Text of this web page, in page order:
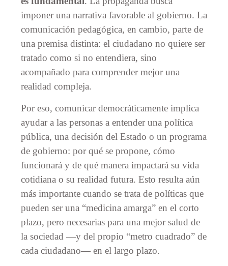
imponer una narrativa favorable al gobierno. La
comunicación pedagógica, en cambio, parte de
una premisa distinta: el ciudadano no quiere ser
tratado como si no entendiera, sino
acompañado para comprender mejor una
realidad compleja.
Por eso, comunicar democráticamente implica
ayudar a las personas a entender una política
pública, una decisión del Estado o un programa
de gobierno: por qué se propone, cómo
funcionará y de qué manera impactará su vida
cotidiana o su realidad futura. Esto resulta aún
más importante cuando se trata de políticas que
pueden ser una “medicina amarga” en el corto
plazo, pero necesarias para una mejor salud de
la sociedad —y del propio “metro cuadrado” de
cada ciudadano— en el largo plazo.